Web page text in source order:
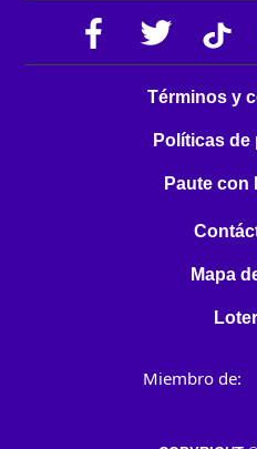
Términos y
Políticas de
Paute con
Mapa
Miembro de: